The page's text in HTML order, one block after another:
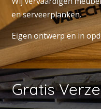
en serveerplanken.
Eigen ontwerp en in
Gratis